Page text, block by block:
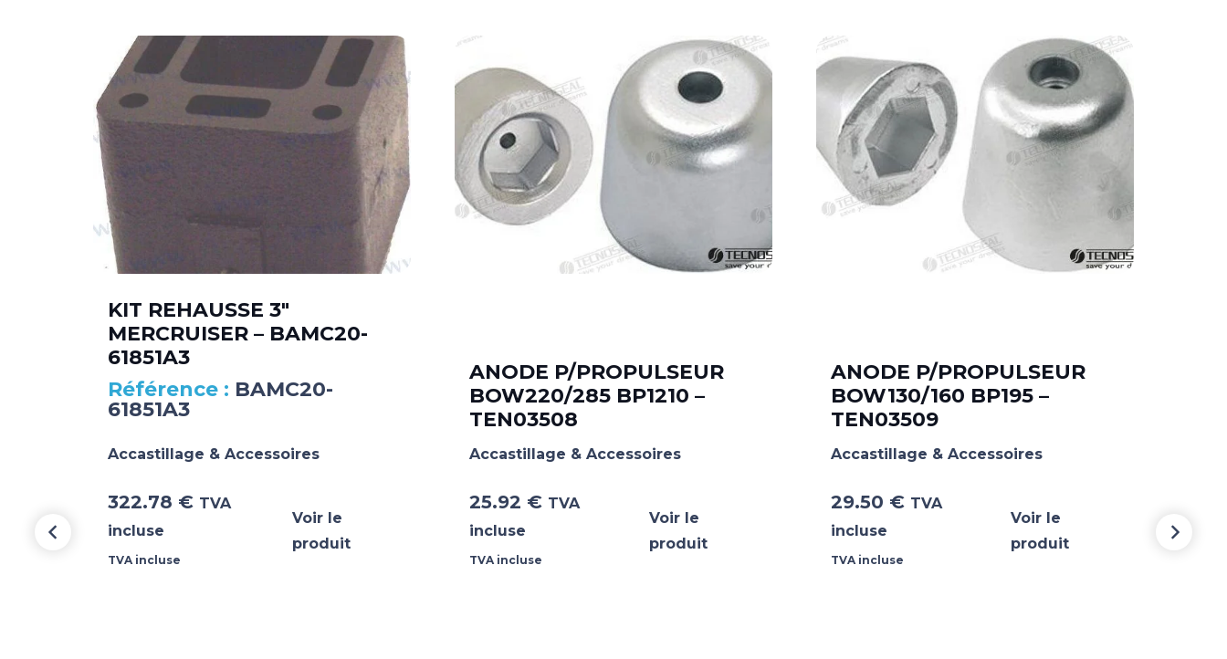
KIT REHAUSSE 3″
MERCRUISER – BAMC20-
61851A3
BAMC20-
61851A3
Accastillage & Accessoires
322.78 € TVA
incluse
TVA incluse
Voir le
produit
ANODE P/PROPULSEUR
BOW220/285 BP1210 –
TEN03508
Accastillage & Accessoires
25.92 € TVA
incluse
TVA incluse
Voir le
produit
ANODE P/PROPULSEUR
BOW130/160 BP195 –
TEN03509
Accastillage & Accessoires
29.50 € TVA
incluse
TVA incluse
Voir le
produit